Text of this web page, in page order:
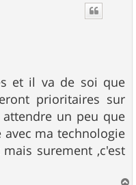
et il va de soi que
prioritaires sur
attendre un peu que
ma technologie
mais surement ,c'est